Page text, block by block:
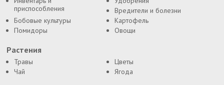
приспособления
Вредители и болезни
Бобовые культуры
Картофель
Помидоры
Овощи
Растения
Травы
Цветы
Чай
Ягода